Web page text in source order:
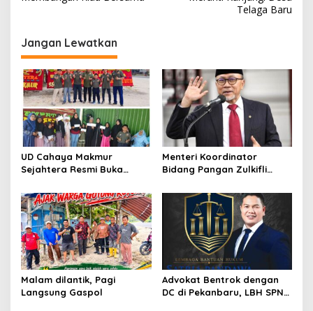
g
a
s
i
p
o
s
Telaga Baru
Jangan Lewatkan
UD Cahaya Makmur
Sejahtera Resmi Buka
Santuni 20 Anak Yatim
Menteri Koordinator
Bidang Pangan Zulkifli
Seluruh Program
Pemerintahan Presiden RI
H. Prabowo Subianto
Malam dilantik, Pagi
Langsung Gaspol
Advokat Bentrok dengan
DC di Pekanbaru, LBH SPN